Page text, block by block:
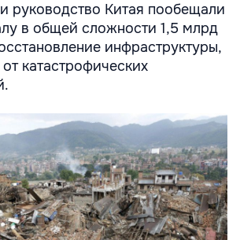
руководство Китая пообещали
в общей сложности 1,5 млрд
инфраструктуры,
катастрофических